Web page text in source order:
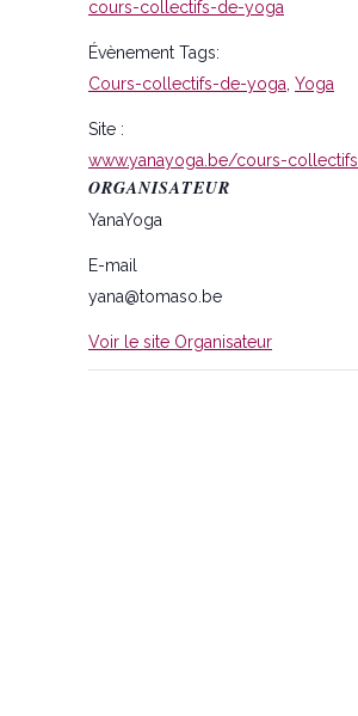
cours-collectifs-de-yoga
Évènement Tags:
Cours-collectifs-de-yoga, Yoga
Site :
www.yanayoga.be/cours-collectifs
ORGANISATEUR
YanaYoga
E-mail
yana@tomaso.be
Voir le site Organisateur